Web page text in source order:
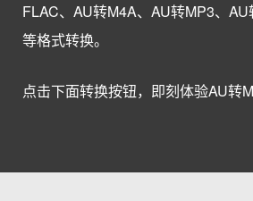
FLAC、AU转M4A、AU转MP3、
等格式转换。
点击下面转换按钮，即刻体验AU转